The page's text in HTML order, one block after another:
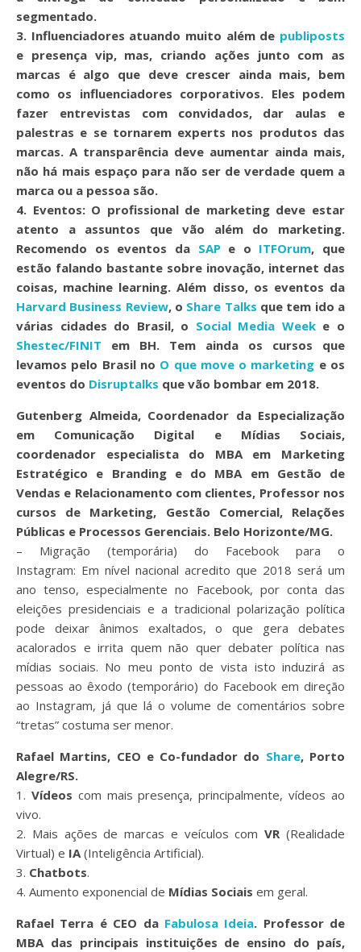
segmentado.
3. Influenciadores atuando muito além de publiposts
e presença vip, mas, criando ações junto com as
marcas é algo que deve crescer ainda mais, bem
como os influenciadores corporativos. Eles podem
fazer entrevistas com convidados, dar aulas e
palestras e se tornarem experts nos produtos das
marcas. A transparência deve aumentar ainda mais,
não há mais espaço para não ser de verdade quem a
marca ou a pessoa são.
4. Eventos:O profissional de marketing deve estar
atento a assuntos que vão além do marketing.
Recomendo os eventos da SAPe o ITFOrum, que
estão falando bastante sobre inovação, internet das
coisas, machine learning. Além disso, os eventos da
Harvard Business Review, o Share Talks que tem ido a
várias cidades do Brasil, o Social Media Weeke o
Shestec/FINIT
em BH. Tem ainda os cursos que
levamos pelo Brasil no O que move o marketing e os
eventos do Disruptalks que vão bombar em 2018.
Gutenberg Almeida, Coordenador da Especialização
em Comunicação Digital e Mídias Sociais,
coordenador especialista do MBA em Marketing
Estratégico e Branding e do MBA em Gestão de
Vendas e Relacionamento com clientes, Professor nos
cursos de Marketing, Gestão Comercial, Relações
Públicas e Processos Gerenciais. Belo Horizonte/MG.
– Migração (temporária) do Facebook para o
Instagram: Em nível nacional acredito que 2018 será um
ano tenso, especialmente no Facebook, por conta das
eleições presidenciais e a tradicional polarização política
pode deixar ânimos exaltados, o que gera debates
acalorados e irrita quem não quer debater política nas
mídias sociais. No meu ponto de vista isto induzirá as
pessoas ao êxodo (temporário) do Facebook em direção
ao Instagram, já que lá o volume de comentários sobre
“tretas” costuma ser menor.
Rafael Martins, CEO e Co-fundador do Share, Porto
Alegre/RS.
1. Vídeos com mais presença, principalmente, vídeos ao
vivo.
2. Mais ações de marcas e veículos comVR(Realidade
Virtual) e IA (Inteligência Artificial).
3. Chatbots.
4. Aumento exponencial de Mídias Sociais em geral.
Rafael Terra é CEO da Fabulosa Ideia. Professor de
MBA das principais instituições de ensino do país,